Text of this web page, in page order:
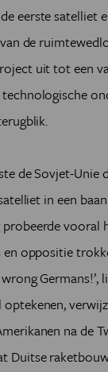
eerste satelliet
de
uit tot een
de Sovjet-Unie
in een
vooral
oppositie
Germans!’,
optekenen,
na de
Duitse